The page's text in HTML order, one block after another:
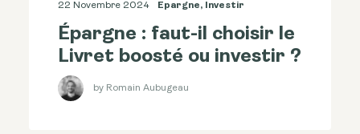
22 Novembre 2024 Epargne, Investir
Épargne : faut-il choisir le
Livret boosté ou investir ?
by Romain Aubugeau